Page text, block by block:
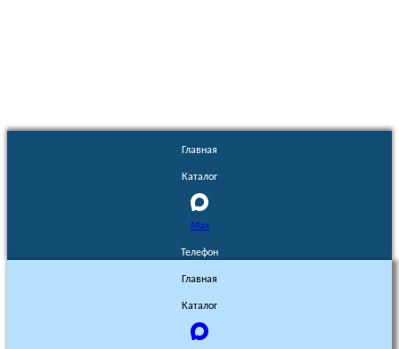
Главная
Каталог
Max
Телефон
Главная
Каталог